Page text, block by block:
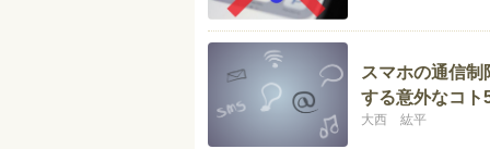
スマホの通信
する意外なコト
大西 紘平